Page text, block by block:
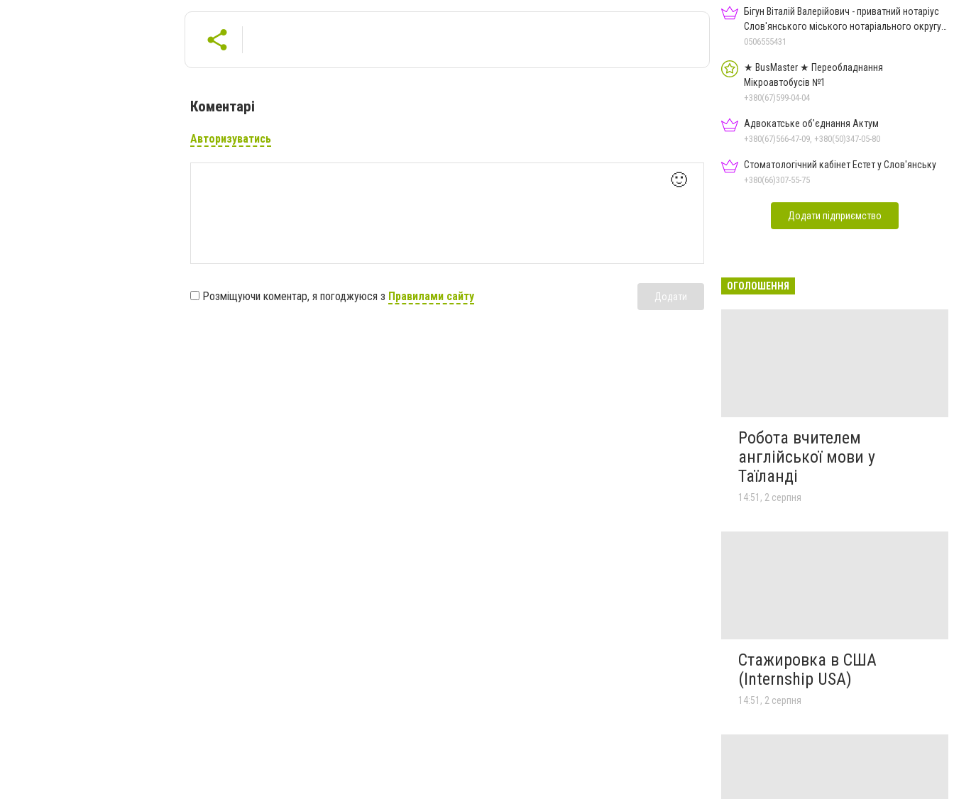
Коментарі
Авторизуватись
🙂
Розміщуючи коментар, я погоджуюся з Правилами сайту Додати
Бігун Віталій Валерійович - приватний нотаріус
Слов'янського міського нотаріального округу
Дон.обл.
0506555431
★ BusMaster ★ Переобладнання
Мікроавтобусів №1
+380(67)599-04-04
Адвокатське об'єднання Актум
+380(67)566-47-09, +380(50)347-05-80
Стоматологічний кабінет Естет у Слов'янську
+380(66)307-55-75
Додати підприємство
ОГОЛОШЕННЯ
Робота вчителем
англійської мови у
Таїланді
14:51, 2 серпня
Стажировка в США
(Internship USA)
14:51, 2 серпня